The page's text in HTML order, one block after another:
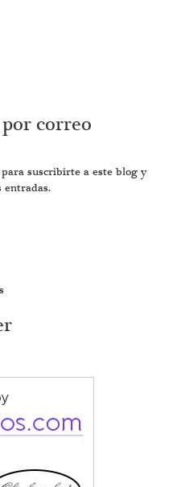
correo
suscribirte a este blog y
entradas.